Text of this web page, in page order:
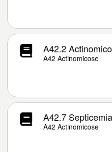
A42.2
A42 Actinomicose
A42.7
A42 Actinomicose